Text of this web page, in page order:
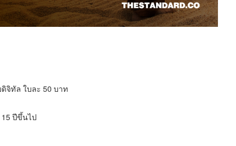
จิทัล ใบละ 50 บาท
ปีขึ้นไป